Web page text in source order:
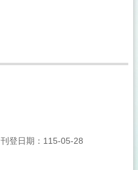
刊登日期：115-05-28